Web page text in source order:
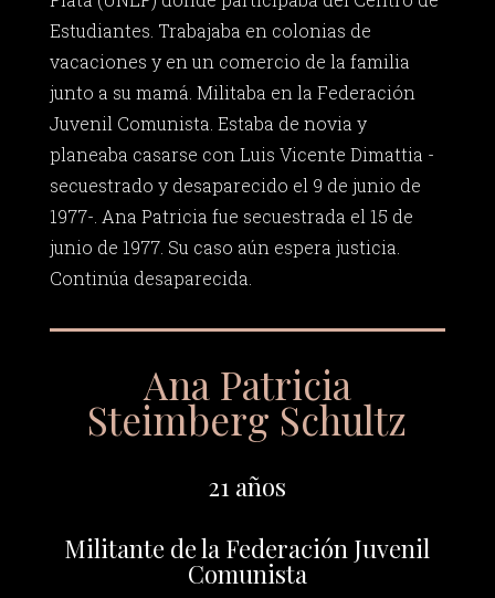
Estudiantes. Trabajaba en colonias de
vacaciones y en un comercio de la familia
junto a su mamá. Militaba en la Federación
Juvenil Comunista. Estaba de novia y
planeaba casarse con Luis Vicente Dimattia -
secuestrado y desaparecido el 9 de junio de
1977-. Ana Patricia fue secuestrada el 15 de
junio de 1977. Su caso aún espera justicia.
Continúa desaparecida.
Ana Patricia
Steimberg Schultz
21 años
Militante de la Federación Juvenil
Comunista